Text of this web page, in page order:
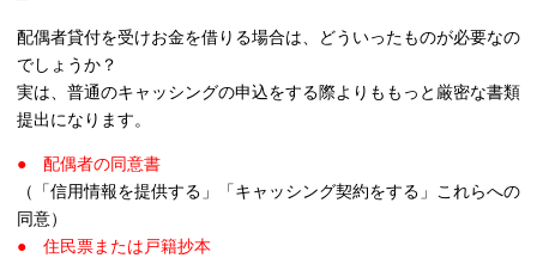
配偶者貸付を受けお金を借りる場合は、どういったものが必要なの
でしょうか？
実は、普通のキャッシングの申込をする際よりももっと厳密な書類
提出になります。
● 配偶者の同意書
（「信用情報を提供する」「キャッシング契約をする」これらへの
同意）
● 住民票または戸籍抄本